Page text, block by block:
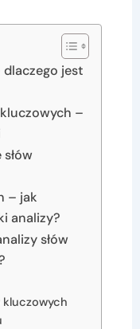
dlaczego jest
–
– jak
analizy?
słów
kluczowych